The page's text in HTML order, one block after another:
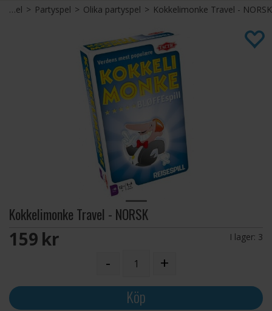
Brädspel > Partyspel>Olika partyspel> Kokkelimonke Travel - NORSK
Kokkelimonke Travel - NORSK
159 SEK I lager: 3
- +
Köp